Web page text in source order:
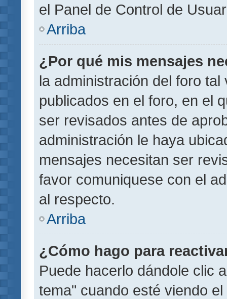
el Panel de Control de
Arriba
¿Por qué mis mensajes
la administración del foro
publicados en el foro, en el
ser revisados antes de
administración le haya
mensajes necesitan ser
favor comuniquese con el
al respecto.
Arriba
¿Cómo hago para
Puede hacerlo dándole clic
tema" cuando esté viendo